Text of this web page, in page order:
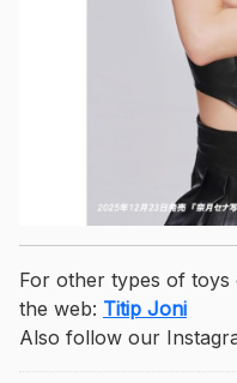
For other types of
the web: Titip Joni
Also follow our